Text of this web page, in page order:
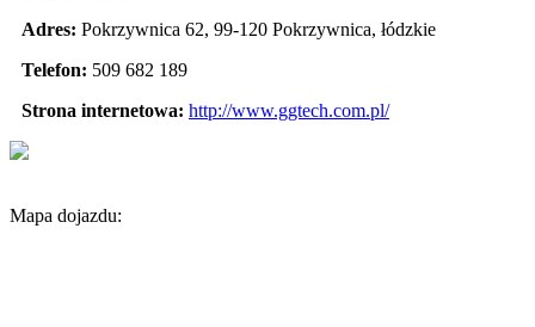
Adres: Pokrzywnica 62, 99-120 Pokrzywnica, łódzkie
Telefon: 509 682 189
Strona internetowa: http://www.ggtech.com.pl/
Mapa dojazdu: